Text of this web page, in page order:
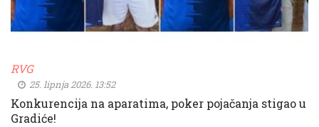
RVG
25. lipnja 2026. 13:52
Konkurencija na aparatima, poker pojačanja stigao u
Gradiće!